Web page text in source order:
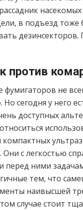
в подъезд тоже
дезинсекторов.
против
фумигаторов не
Но сегодня у него
доступных
Они с легкостью
перед ними
тем, что
наивысшей
случае стоит